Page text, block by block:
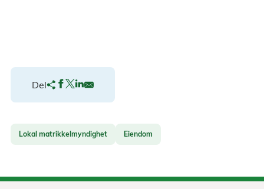
Del
Lokal matrikkelmyndighet Eiendom